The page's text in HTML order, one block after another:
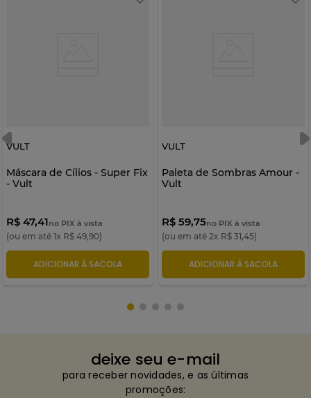
VULT
Máscara de Cílios - Super Fix
- Vult
R$ 47,41no PIX à vista
(ou em até 1x R$ 49,90)
ADICIONAR À SACOLA
VULT
Paleta de Sombras Amour -
Vult
R$ 59,75no PIX à vista
(ou em até 2x R$ 31,45)
ADICIONAR À SACOLA
deixe seu e-mail
para receber novidades, e as últimas
promoções: